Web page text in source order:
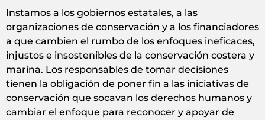
Instamos a los gobiernos estatales, a las
organizaciones de conservación y a los financiadores
a que cambien el rumbo de los enfoques ineficaces,
injustos e insostenibles de la conservación costera y
marina. Los responsables de tomar decisiones
tienen la obligación de poner fin a las iniciativas de
conservación que socavan los derechos humanos y
cambiar el enfoque para reconocer y apoyar de